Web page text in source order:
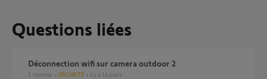
Questions liées
Déconnection wifi sur camera outdoor 2
1 réponse SÉCURITÉ il y a 14 jours